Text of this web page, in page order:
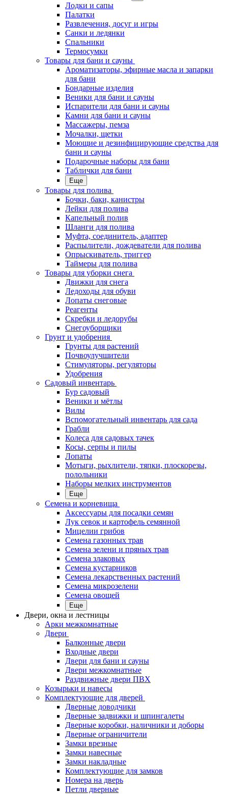
Лодки и сапы
Палатки
Развлечения, досуг и игры
Санки и ледянки
Спальники
Термосумки
Товары для бани и сауны
Ароматизаторы, эфирные масла и запарки
для бани
Бондарные изделия
Веники для бани и сауны
Испарители для бани и сауны
Камни для бани и сауны
Массажеры, пемза
Мочалки, щетки
Моющие и дезинфицирующие средства для
бани и сауны
Подарочные наборы для бани
Таблички для бани
Еще
Товары для полива
Бочки, баки, канистры
Лейки для полива
Капельный полив
Шланги для полива
Муфта, соединитель, адаптер
Распылители, дождеватели для полива
Опрыскиватель, триггер
Таймеры для полива
Товары для уборки снега
Движки для снега
Ледоходы для обуви
Лопаты снеговые
Реагенты
Скребки и ледорубы
Снегоуборщики
Грунт и удобрения
Грунты для растений
Почвоулучшители
Стимуляторы, регуляторы
Удобрения
Садовый инвентарь
Бур садовый
Веники и мётлы
Вилы
Вспомогательный инвентарь для сада
Грабли
Колеса для садовых тачек
Косы, серпы и пилы
Лопаты
Мотыги, рыхлители, тяпки, плоскорезы,
полольники
Наборы мелких инструментов
Еще
Семена и корневища
Аксессуары для посадки семян
Лук севок и картофель семянной
Мицелии грибов
Семена газонных трав
Семена зелени и пряных трав
Семена злаковых
Семена кустарников
Семена лекарственных растений
Семена микрозелени
Семена овощей
Еще
Двери, окна и лестницы
Арки межкомнатные
Двери
Балконные двери
Входные двери
Двери для бани и сауны
Двери межкомнатные
Раздвижные двери ПВХ
Козырьки и навесы
Комплектующие для дверей
Дверные доводчики
Дверные задвижки и шпингалеты
Дверные коробки, наличники и доборы
Дверные ограничители
Замки врезные
Замки навесные
Замки накладные
Комплектующие для замков
Номера на дверь
Петли дверные